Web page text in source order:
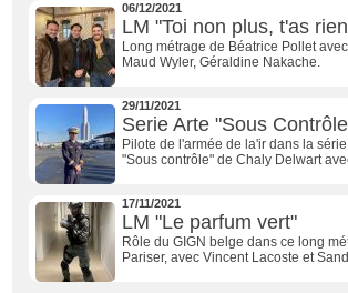
06/12/2021
LM "Toi non plus, t'as
Long métrage de Béatrice Pollet
Maud Wyler, Géraldine Nakache.
29/11/2021
Serie Arte "Sous
Pilote de l'armée de la'ir dans la
"Sous contrôle" de Chaly Delwart
17/11/2021
LM "Le parfum vert"
Rôle du GIGN belge dans ce long
Pariser, avec Vincent Lacoste et